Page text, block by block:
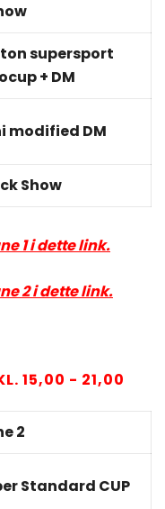
supersport
+ DM
modified DM
Show
1 i dette link.
2 i dette link.
15,00 - 21,00
2
Standard CUP